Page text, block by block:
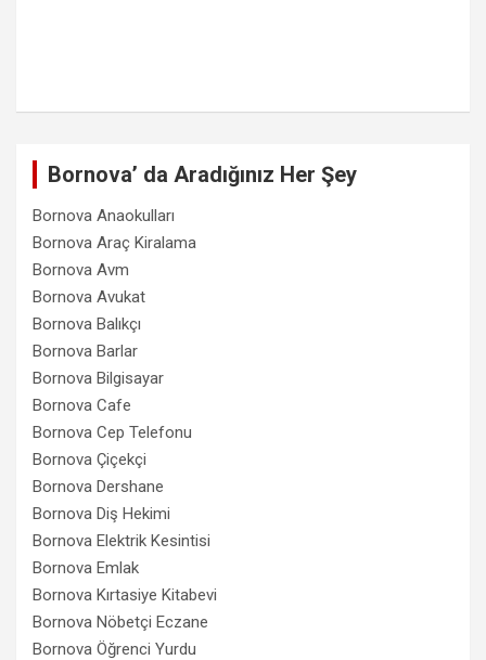
Bornova’ da Aradığınız Her Şey
Bornova Anaokulları
Bornova Araç Kiralama
Bornova Avm
Bornova Avukat
Bornova Balıkçı
Bornova Barlar
Bornova Bilgisayar
Bornova Cafe
Bornova Cep Telefonu
Bornova Çiçekçi
Bornova Dershane
Bornova Diş Hekimi
Bornova Elektrik Kesintisi
Bornova Emlak
Bornova Kırtasiye Kitabevi
Bornova Nöbetçi Eczane
Bornova Öğrenci Yurdu